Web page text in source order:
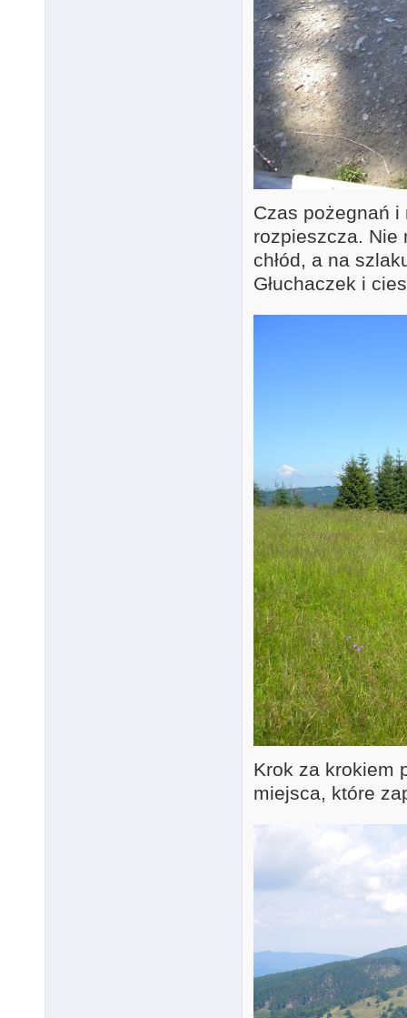
Czas pożegnań
rozpieszcza. Nie
chłód, a na
Głuchaczek i
Krok za krokiem
miejsca, które